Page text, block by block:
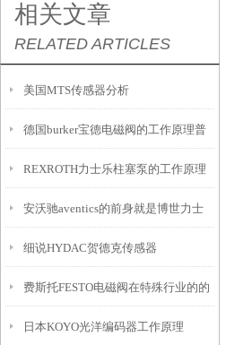
相关文章
RELATED ARTICLES
美国MTS传感器分析
德国burker宝德电磁阀的工作原理普
及知识
REXROTH力士乐柱塞泵的工作原理
安沃驰aventics的前身就是博世力士
乐气动
细说HYDAC贺德克传感器
费斯托FESTO电磁阀在特殊行业的的
突出贡献
日本KOYO光洋编码器工作原理